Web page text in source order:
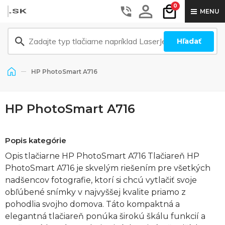
0
MENU
Hľadať
HP PhotoSmart A716
HP PhotoSmart A716
Popis kategórie
Opis tlačiarne HP PhotoSmart A716 Tlačiareň HP
PhotoSmart A716 je skvelým riešením pre všetkých
nadšencov fotografie, ktorí si chcú vytlačiť svoje
obľúbené snímky v najvyššej kvalite priamo z
pohodlia svojho domova. Táto kompaktná a
elegantná tlačiareň ponúka širokú škálu funkcií a